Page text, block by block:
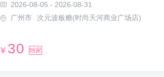
2026-08-05 - 2026-08-31
广州市
次元波板糖(时尚天河商业广场店)
¥ 30 独家